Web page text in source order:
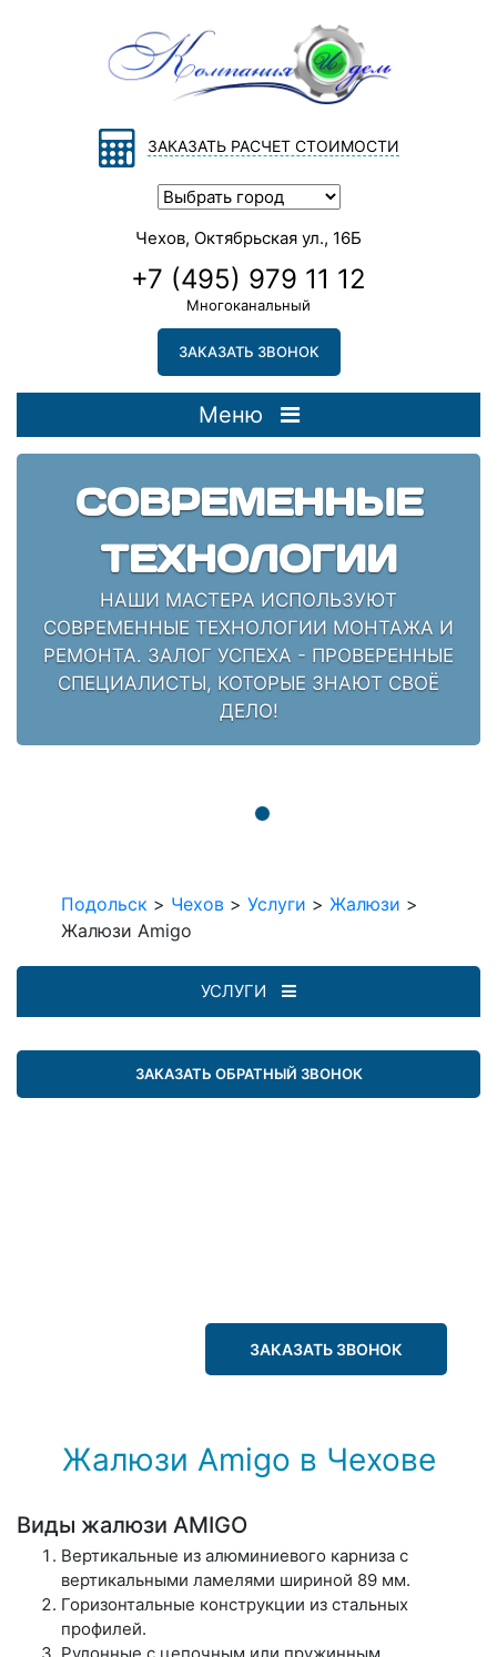
ЗАКАЗАТЬ РАСЧЕТ СТОИМОСТИ
Чехов, Октябрьская ул., 16Б
+7 (495) 979 11 12
Многоканальный
ЗАКАЗАТЬ ЗВОНОК
Меню
СОВРЕМЕННЫЕ
ТЕХНОЛОГИИ
НАШИ МАСТЕРА ИСПОЛЬЗУЮТ
СОВРЕМЕННЫЕ ТЕХНОЛОГИИ МОНТАЖА И
РЕМОНТА. ЗАЛОГ УСПЕХА - ПРОВЕРЕННЫЕ
СПЕЦИАЛИСТЫ, КОТОРЫЕ ЗНАЮТ СВОЁ
ДЕЛО!
Подольск > Чехов > Услуги > Жалюзи >
Жалюзи Amigo
УСЛУГИ
ЗАКАЗАТЬ ОБРАТНЫЙ ЗВОНОК
ЗАКАЗАТЬ ЗВОНОК
Жалюзи Amigo в Чехове
Виды жалюзи AMIGO
Вертикальные из алюминиевого карниза с
вертикальными ламелями шириной 89 мм.
Горизонтальные конструкции из стальных
профилей.